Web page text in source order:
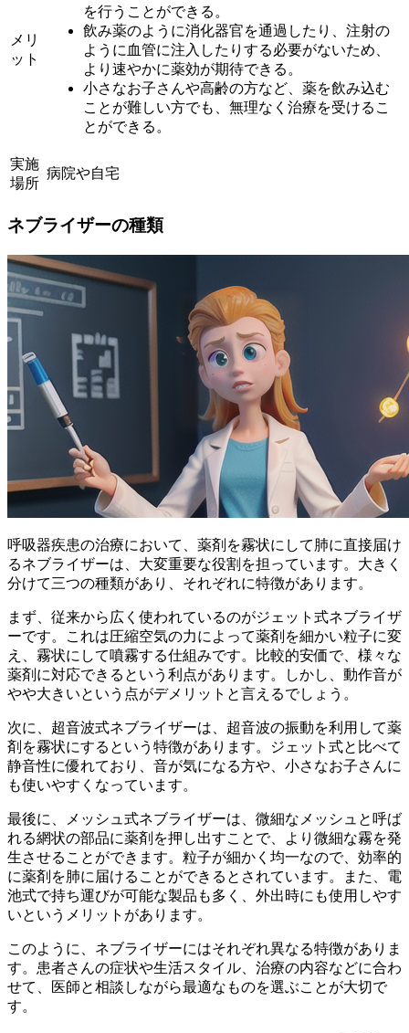
メリ
ット
を行うことができる。
飲み薬のように消化器官を通過したり、注射の
ように血管に注入したりする必要がないため、
より速やかに薬効が期待できる。
小さなお子さんや高齢の方など、薬を飲み込む
ことが難しい方でも、無理なく治療を受けるこ
とができる。
実施
場所
病院や自宅
ネブライザーの種類
呼吸器疾患の治療において、薬剤を霧状にして肺に直接届け
るネブライザーは、大変重要な役割を担っています。大きく
分けて三つの種類があり、それぞれに特徴があります。
まず、従来から広く使われているのがジェット式ネブライザ
ーです。これは圧縮空気の力によって薬剤を細かい粒子に変
え、霧状にして噴霧する仕組みです。比較的安価で、様々な
薬剤に対応できるという利点があります。しかし、動作音が
やや大きいという点がデメリットと言えるでしょう。
次に、超音波式ネブライザーは、 超音波の振動を利用して薬
剤を霧状にする という特徴があります。ジェット式と比べて
静音性に優れており、音が気になる方や、小さなお子さんに
も使いやすくなっています。
最後に、メッシュ式ネブライザーは、 微細なメッシュと呼ば
れる網状の部品に薬剤を押し出すことで、より微細な霧を発
生させる ことができます。粒子が細かく均一なので、効率的
に薬剤を肺に届けることができるとされています。また、電
池式で持ち運びが可能な製品も多く、外出時にも使用しやす
いというメリットがあります。
このように、ネブライザーにはそれぞれ異なる特徴がありま
す。患者さんの症状や生活スタイル、治療の内容などに合わ
せて、医師と相談しながら最適なものを選ぶことが大切で
す。